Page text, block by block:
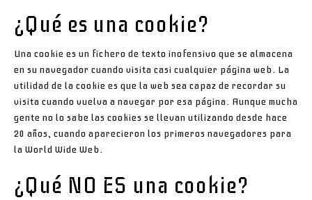
¿Qué es una cookie?
Una cookie es un fichero de texto inofensivo que se almacena
en su navegador cuando visita casi cualquier página web. La
utilidad de la cookie es que la web sea capaz de recordar su
visita cuando vuelva a navegar por esa página. Aunque mucha
gente no lo sabe las cookies se llevan utilizando desde hace
20 años, cuando aparecieron los primeros navegadores para
la World Wide Web.
¿Qué NO ES una cookie?